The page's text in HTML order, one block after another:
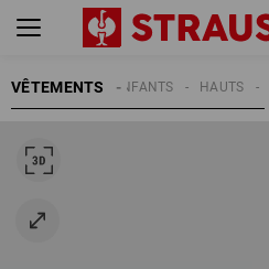
VÊTEMENTS HAUTS
ENFANTS